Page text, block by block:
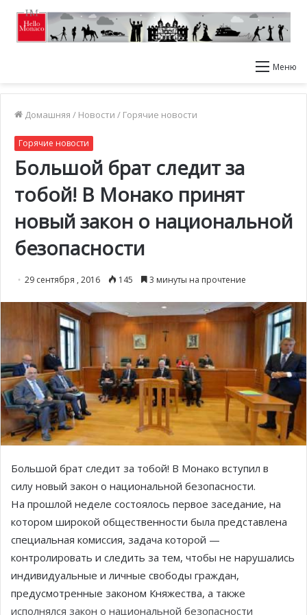
Меню
Домашняя / Новости / Горячие новости
Горячие новости
Большой брат следит за
тобой! В Монако принят
новый закон о национальной
безопасности
29 сентября , 2016 145 3 минуты на прочтение
Большой брат следит за тобой! В Монако вступил в
силу новый закон о национальной безопасности.
На прошлой неделе состоялось первое заседание, на
котором широкой общественности была представлена
специальная комиссия, задача которой —
контролировать и следить за тем, чтобы не нарушались
индивидуальные и личные свободы граждан,
предусмотренные законом Княжества, а также
исполнялся закон о национальной безопасности